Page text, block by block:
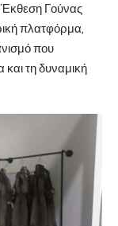
Έκθεση Γούνας
πλατφόρμα,
που
και τη δυναμική